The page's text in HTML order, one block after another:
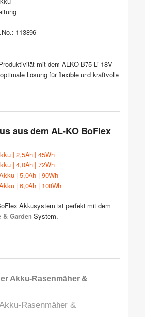
113896
mit dem ALKO B75 Li 18V
Lösung für flexible und kraftvolle
aus dem AL-KO BoFlex
| 2,5Ah | 45Wh
| 4,0Ah | 72Wh
| 5,0Ah | 90Wh
| 6,0Ah | 108Wh
Akkusystem ist perfekt mit dem
& Garden System.
Akku-Rasenmäher &
Akku-Rasenmäher &